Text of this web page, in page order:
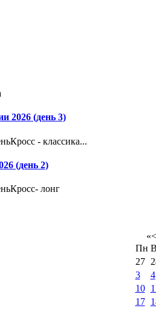
2026 (день 3)
- классика...
(день 2)
лонг
«<
Пн
27
3
4
10
17